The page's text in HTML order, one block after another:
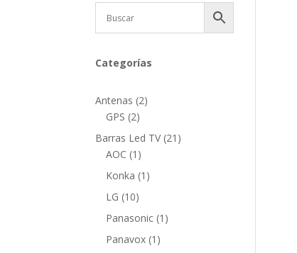
Categorías
Antenas 22
GPS 22
productos
Barras Led TV 21 21
AOC 1 1
producto
Konka 1 1
LG 1010
productos
Panasonic 1 1
Panavox 1 1